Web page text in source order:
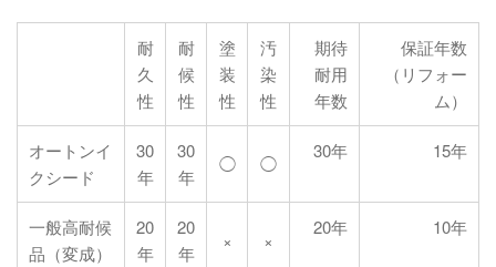
耐
久
性
耐
候
性
塗
装
性
汚
染
性
期待
耐用
年数
保証年数
（リフォー
ム）
オートンイ
クシード
30
年
30
年
◯ ◯
30年 15年
一般高耐候
品（変成）
20
年
20
年
× ×
20年 10年